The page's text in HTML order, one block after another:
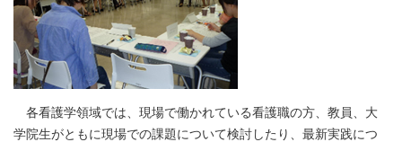
各看護学領域では、現場で働かれている看護職の方、教員、大
学院生がともに現場での課題について検討したり、最新実践につ